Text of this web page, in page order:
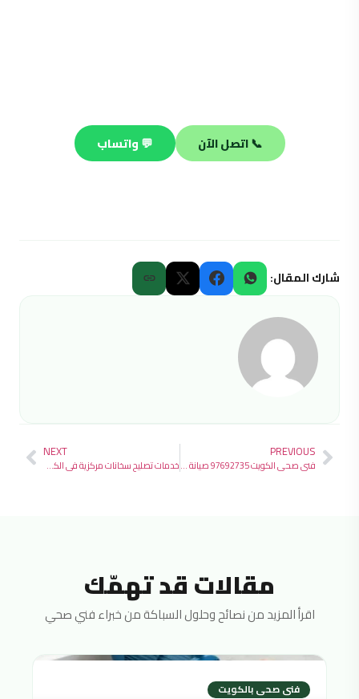
📞 اتصل الآن 💬 واتساب
شارك المقال:
PREVIOUS
فني صحي الكويت 97692735 صيانة وتركيب الأدوات الصحية بخدمة سريعة 24 ساعة
NEXT
خدمات تصليح سخانات مركزية في الكويت خدمة فورية
مقالات قد تهمّك
اقرأ المزيد من نصائح وحلول السباكة من خبراء فني صحي
فنى صحى بالكويت